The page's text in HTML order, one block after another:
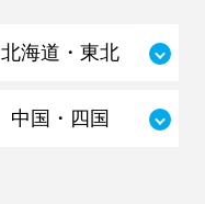
北海道・東北
中国・四国